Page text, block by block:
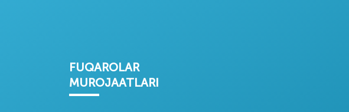
FUQAROLAR
MUROJAATLARI